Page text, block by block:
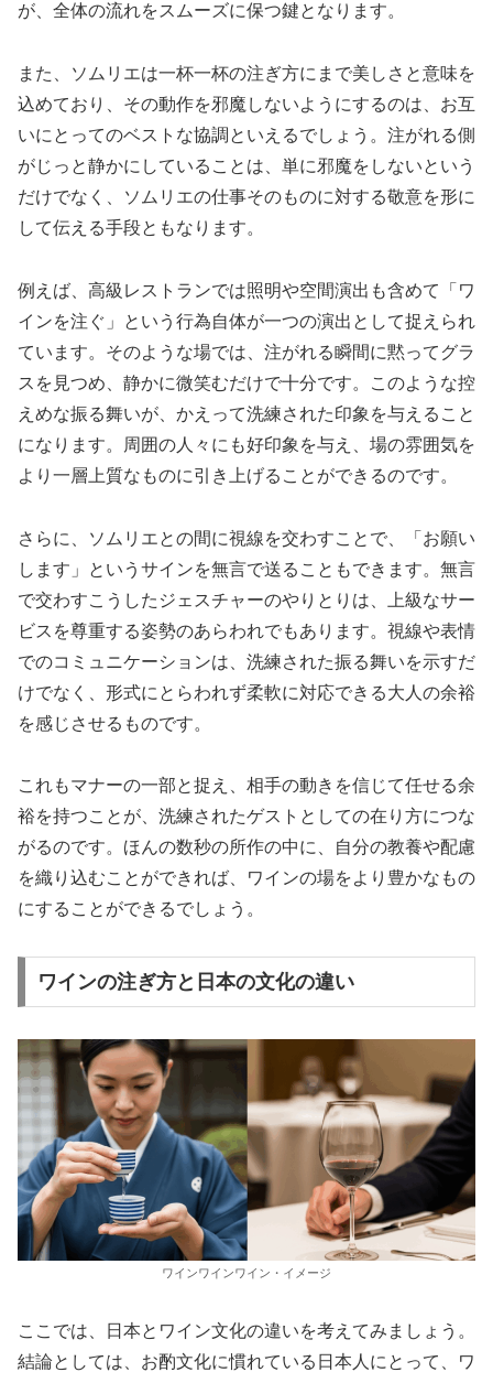
が、全体の流れをスムーズに保つ鍵となります。
また、ソムリエは一杯一杯の注ぎ方にまで美しさと意味を
込めており、その動作を邪魔しないようにするのは、お互
いにとってのベストな協調といえるでしょう。注がれる側
がじっと静かにしていることは、単に邪魔をしないという
だけでなく、ソムリエの仕事そのものに対する敬意を形に
して伝える手段ともなります。
例えば、高級レストランでは照明や空間演出も含めて「ワ
インを注ぐ」という行為自体が一つの演出として捉えられ
ています。そのような場では、注がれる瞬間に黙ってグラ
スを見つめ、静かに微笑むだけで十分です。このような控
えめな振る舞いが、かえって洗練された印象を与えること
になります。周囲の人々にも好印象を与え、場の雰囲気を
より一層上質なものに引き上げることができるのです。
さらに、ソムリエとの間に視線を交わすことで、「お願い
します」というサインを無言で送ることもできます。無言
で交わすこうしたジェスチャーのやりとりは、上級なサー
ビスを尊重する姿勢のあらわれでもあります。視線や表情
でのコミュニケーションは、洗練された振る舞いを示すだ
けでなく、形式にとらわれず柔軟に対応できる大人の余裕
を感じさせるものです。
これもマナーの一部と捉え、相手の動きを信じて任せる余
裕を持つことが、洗練されたゲストとしての在り方につな
がるのです。ほんの数秒の所作の中に、自分の教養や配慮
を織り込むことができれば、ワインの場をより豊かなもの
にすることができるでしょう。
ワインの注ぎ方と日本の文化の違い
ワインワインワイン・イメージ
ここでは、日本とワイン文化の違いを考えてみましょう。
結論としては、お酌文化に慣れている日本人にとって、ワ